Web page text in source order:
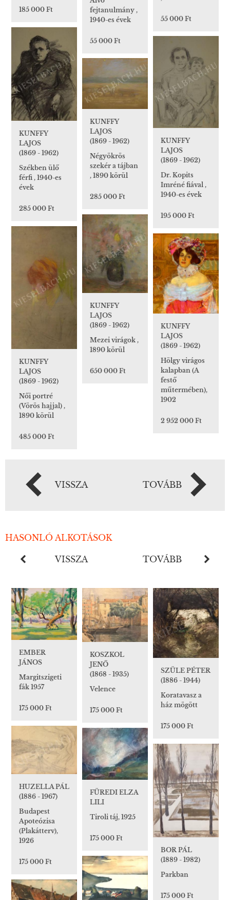
185 000 Ft
55 000 Ft
fejtanulmány ,
1940-es évek
55 000 Ft
KUNFFY
LAJOS
(1869 - 1962)
Székben ülő
férfi , 1940-es
évek
285 000 Ft
KUNFFY
LAJOS
(1869 - 1962)
Dr. Kopits
Imréné fiával ,
1940-es évek
195 000 Ft
KUNFFY
LAJOS
(1869 - 1962)
Négyökrös
szekér a tájban
, 1890 körül
285 000 Ft
KUNFFY
LAJOS
(1869 - 1962)
Mezei virágok ,
1890 körül
650 000 Ft
KUNFFY
LAJOS
(1869 - 1962)
Női portré
(Vörös hajjal) ,
1890 körül
485 000 Ft
KUNFFY
LAJOS
(1869 - 1962)
Hölgy virágos
kalapban (A
festő
műtermében),
1902
2 952 000 Ft
VISSZA TOVÁBB
HASONLÓ ALKOTÁSOK
VISSZA TOVÁBB
EMBER
JÁNOS
Margitszigeti
fák 1957
175 000 Ft
KOSZKOL
JENŐ
(1868 - 1935)
Velence
175 000 Ft
SZÜLE PÉTER
(1886 - 1944)
Koratavasz a
ház mögött
175 000 Ft
HUZELLA PÁL
(1886 - 1967)
Budapest
Apoteózisa
(Plakátterv),
1926
175 000 Ft
FÜREDI ELZA
LILI
Tiroli táj, 1925
175 000 Ft
BOR PÁL
(1889 - 1982)
Parkban
175 000 Ft